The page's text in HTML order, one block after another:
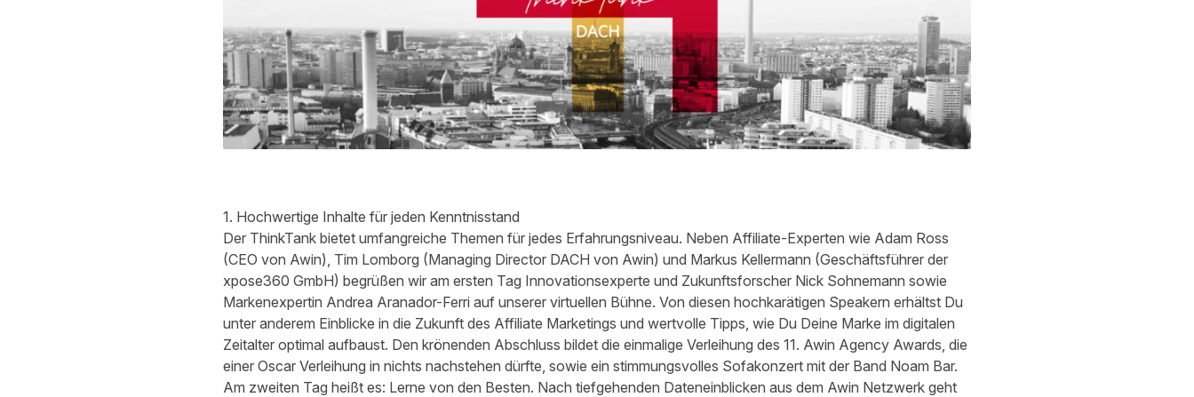
1. Hochwertige Inhalte für jeden Kenntnisstand
Der ThinkTank bietet umfangreiche Themen für jedes Erfahrungsniveau. Neben Affiliate-Experten wie Adam Ross
(CEO von Awin), Tim Lomborg (Managing Director DACH von Awin) und Markus Kellermann (Geschäftsführer der
xpose360 GmbH) begrüßen wir am ersten Tag Innovationsexperte und Zukunftsforscher Nick Sohnemann sowie
Markenexpertin Andrea Aranador-Ferri auf unserer virtuellen Bühne. Von diesen hochkarätigen Speakern erhältst Du
unter anderem Einblicke in die Zukunft des Affiliate Marketings und wertvolle Tipps, wie Du Deine Marke im digitalen
Zeitalter optimal aufbaust. Den krönenden Abschluss bildet die einmalige Verleihung des 11. Awin Agency Awards, die
einer Oscar Verleihung in nichts nachstehen dürfte, sowie ein stimmungsvolles Sofakonzert mit der Band Noam Bar.
Am zweiten Tag heißt es: Lerne von den Besten. Nach tiefgehenden Dateneinblicken aus dem Awin Netzwerk geht